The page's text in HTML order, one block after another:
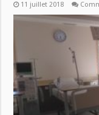
11 juillet 2018